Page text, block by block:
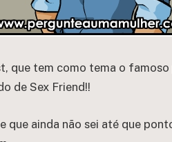
que tem como tema o
de Sex Friend!!
que ainda não sei até que